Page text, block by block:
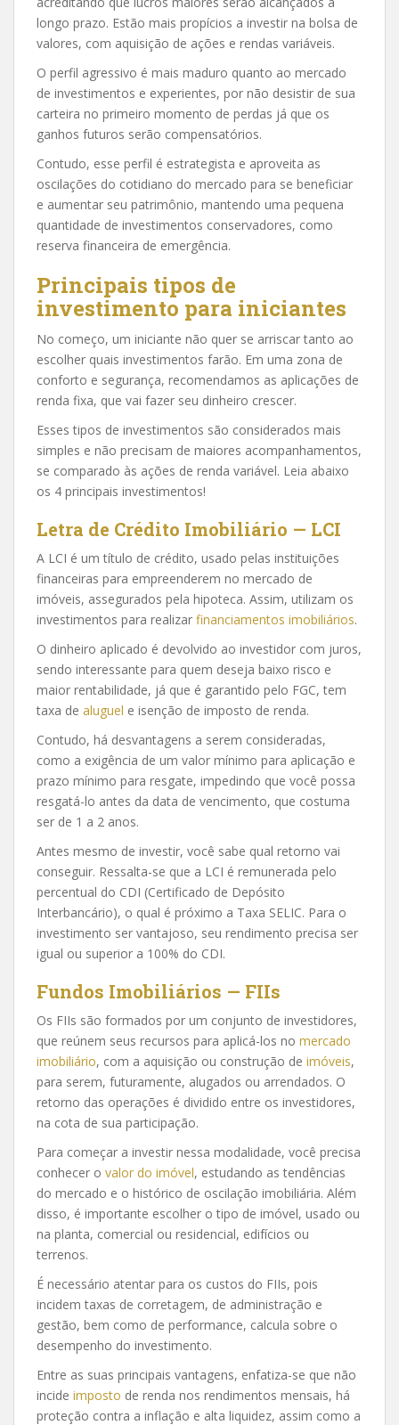
longo prazo. Estão mais propícios a investir na bolsa de
valores, com aquisição de ações e rendas variáveis.
O perfil agressivo é mais maduro quanto ao mercado
de investimentos e experientes, por não desistir de sua
carteira no primeiro momento de perdas já que os
ganhos futuros serão compensatórios.
Contudo, esse perfil é estrategista e aproveita as
oscilações do cotidiano do mercado para se beneficiar
e aumentar seu patrimônio, mantendo uma pequena
quantidade de investimentos conservadores, como
reserva financeira de emergência.
Principais tipos de
investimento para iniciantes
No começo, um iniciante não quer se arriscar tanto ao
escolher quais investimentos farão. Em uma zona de
conforto e segurança, recomendamos as aplicações de
renda fixa, que vai fazer seu dinheiro crescer.
Esses tipos de investimentos são considerados mais
simples e não precisam de maiores acompanhamentos,
se comparado às ações de renda variável. Leia abaixo
os 4 principais investimentos!
Letra de Crédito Imobiliário — LCI
A LCI é um título de crédito, usado pelas instituições
financeiras para empreenderem no mercado de
imóveis, assegurados pela hipoteca. Assim, utilizam os
investimentos para realizar financiamentos imobiliários.
O dinheiro aplicado é devolvido ao investidor com juros,
sendo interessante para quem deseja baixo risco e
maior rentabilidade, já que é garantido pelo FGC, tem
taxa de aluguel e isenção de imposto de renda.
Contudo, há desvantagens a serem consideradas,
como a exigência de um valor mínimo para aplicação e
prazo mínimo para resgate, impedindo que você possa
resgatá-lo antes da data de vencimento, que costuma
ser de 1 a 2 anos.
Antes mesmo de investir, você sabe qual retorno vai
conseguir. Ressalta-se que a LCI é remunerada pelo
percentual do CDI (Certificado de Depósito
Interbancário), o qual é próximo a Taxa SELIC. Para o
investimento ser vantajoso, seu rendimento precisa ser
igual ou superior a 100% do CDI.
Fundos Imobiliários — FIIs
Os FIIs são formados por um conjunto de investidores,
que reúnem seus recursos para aplicá-los no mercado
imobiliário, com a aquisição ou construção de imóveis,
para serem, futuramente, alugados ou arrendados. O
retorno das operações é dividido entre os investidores,
na cota de sua participação.
Para começar a investir nessa modalidade, você precisa
conhecer o valor do imóvel, estudando as tendências
do mercado e o histórico de oscilação imobiliária. Além
disso, é importante escolher o tipo de imóvel, usado ou
na planta, comercial ou residencial, edifícios ou
terrenos.
É necessário atentar para os custos do FIIs, pois
incidem taxas de corretagem, de administração e
gestão, bem como de performance, calcula sobre o
desempenho do investimento.
Entre as suas principais vantagens, enfatiza-se que não
incide imposto de renda nos rendimentos mensais, há
proteção contra a inflação e alta liquidez, assim como a